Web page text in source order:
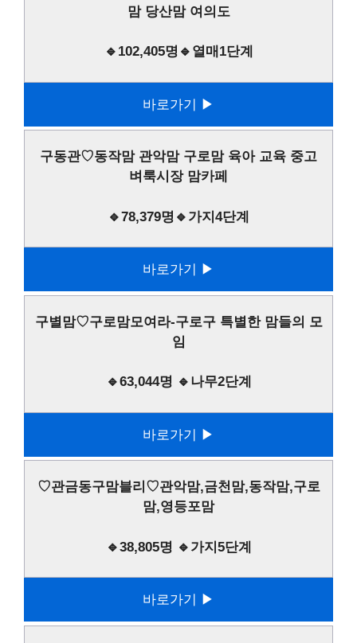
맘 당산맘 여의도
🔹102,405명🔹열매1단계
바로가기 ▶
구동관♡동작맘 관악맘 구로맘 육아 교육 중고
벼룩시장 맘카페
🔹78,379명🔹가지4단계
바로가기 ▶
구별맘♡구로맘모여라-구로구 특별한 맘들의 모
임
🔹63,044명 🔹나무2단계
바로가기 ▶
♡관금동구맘블리♡관악맘,금천맘,동작맘,구로
맘,영등포맘
🔹38,805명 🔹가지5단계
바로가기 ▶